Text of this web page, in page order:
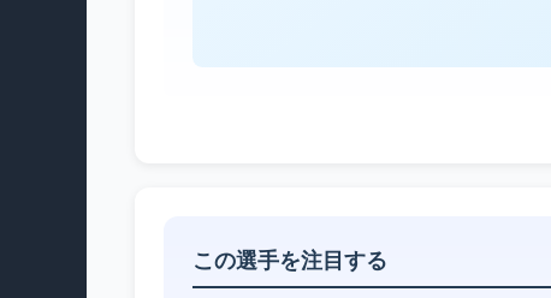
この選手を注目する